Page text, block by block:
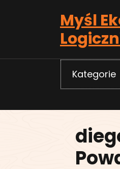
Myśl
Kategorie